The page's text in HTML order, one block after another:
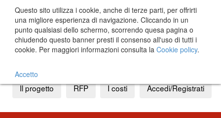
Il progetto RFP I costi Accedi/Registrati
Questo sito utilizza i cookie, anche di terze parti, per offrirti
una migliore esperienza di navigazione. Cliccando in un
punto qualsiasi dello schermo, scorrendo quesa pagina o
chiudendo questo banner presti il consenso all'uso di tutti i
cookie. Per maggiori informazioni consulta la Cookie policy.
Accetto